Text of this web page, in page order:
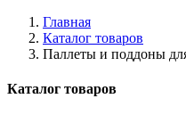
Главная
Каталог товаров
Паллеты и поддоны
Каталог товаров